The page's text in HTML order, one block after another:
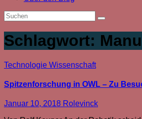
Schlagwort:
Technologie Wissenschaft
Spitzenforschung in OWL – Zu
Januar 10, 2018 Rolevinck